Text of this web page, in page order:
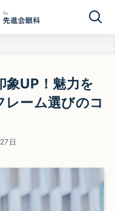
象UP！魅力を
レーム選びのコ
日